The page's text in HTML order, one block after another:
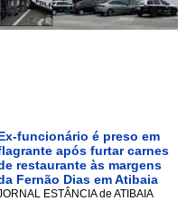
funcionário é preso em
após furtar carnes
restaurante às margens
Fernão Dias em Atibaia
ESTÂNCIA de ATIBAIA